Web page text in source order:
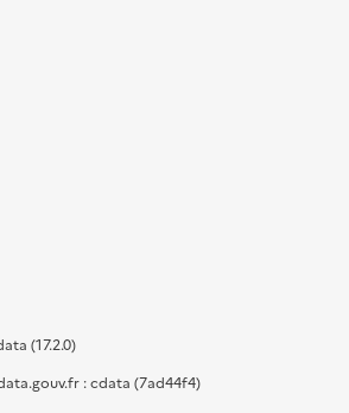
(17.2.0)
: cdata (7ad44f4)